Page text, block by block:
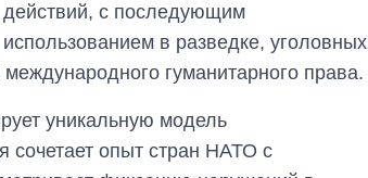
действий, с последующим
использованием в разведке, уголовных
гуманитарного права.
уникальную модель
сочетает опыт стран НАТО с